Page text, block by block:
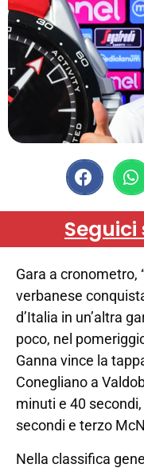
Gara a cronometro,
verbanese
d’Italia in un’altra
poco, nel
Ganna vince la
Conegliano a
minuti e 40
secondi e terzo
Nella classifica